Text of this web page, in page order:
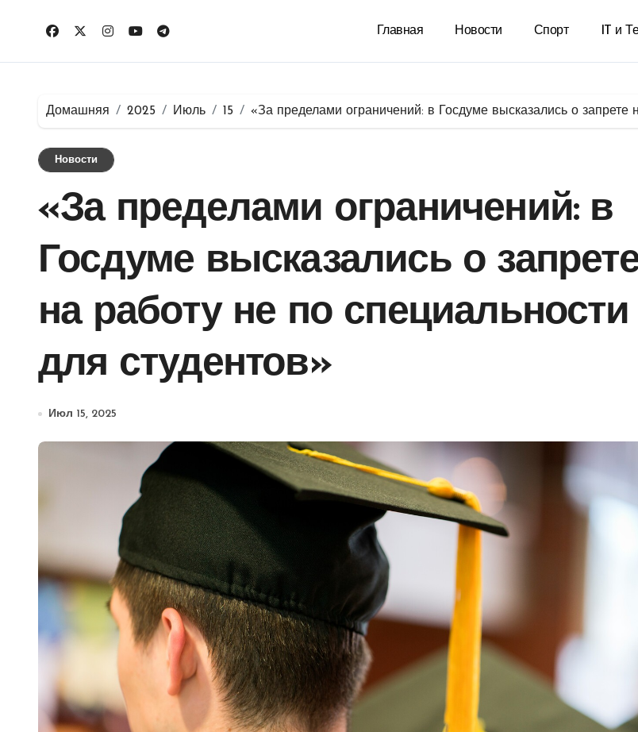
Главная Новости Спорт IT и
Домашняя 2025 Июль 15 «За пределами ограничений: в Госдуме высказались о запрете
Новости
«За пределами ограничений: в
Госдуме высказались о
на работу не по специальности
для студентов»
Июл 15, 2025